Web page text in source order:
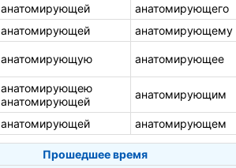
анатомирующей анатомирующего
анатомирующей анатомирующему
анатомирующую анатомирующее
анатомирующею
анатомирующей
анатомирующим
анатомирующей анатомирующем
Прошедшее время